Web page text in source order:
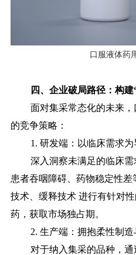
口服液体药
四、 企业破局路径：构建
面对集采常态化的未来
的竞争策略：
1. 研发端：以临床需求
深入洞察未满足的临床
患者吞咽障碍、药物稳定性差
技术、缓释技术进行有针对性
药，获取市场独占期。
2. 生产端：拥抱柔性制
对于纳入集采的品种，通